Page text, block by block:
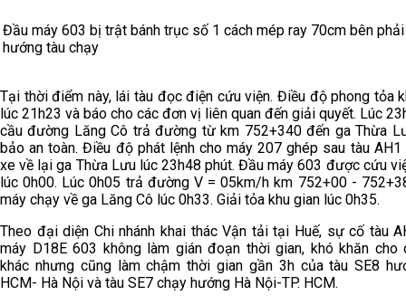
Đầu máy 603 bị trật bánh trục số 1 cách mép ray 70cm bên
hướng tàu chạy
Tại thời điểm này, lái tàu đọc điện cứu viện. Điều độ phong tỏa
lúc 21h23 và báo cho các đơn vị liên quan đến giải quyết. Lúc
cầu đường Lăng Cô trả đường từ km 752+340 đến ga Thừa
bảo an toàn. Điều độ phát lệnh cho máy 207 ghép sau tàu
xe về lại ga Thừa Lưu lúc 23h48 phút. Đầu máy 603 được cứu
lúc 0h00. Lúc 0h05 trả đường V = 05km/h km 752+00 -
máy chạy về ga Lăng Cô lúc 0h33. Giải tỏa khu gian lúc 0h35.
Theo đại diện Chi nhánh khai thác Vận tải tại Huế, sự cố tàu
máy D18E 603 không làm gián đoạn thời gian, khó khăn cho
khác nhưng cũng làm chậm thời gian gần 3h của tàu SE8
HCM- Hà Nội và tàu SE7 chạy hướng Hà Nội-TP. HCM.